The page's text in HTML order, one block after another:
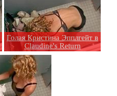
Голая Кристина Эпплгейт в
Claudine's Return